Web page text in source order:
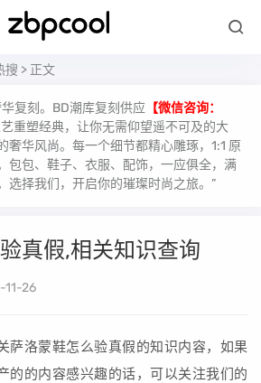
搜 > 正文
复刻。BD潮库复刻供应 【微信咨询：
重塑经典，让你无需仰望遥不可及的大
奢华风尚。每一个细节都精心雕琢，1:1 原
包包、鞋子、衣服、配饰，一应俱全，满
选择我们，开启你的璀璨时尚之旅。”
真假,相关知识查询
11-26
萨洛蒙鞋怎么验真假的知识内容，如果
的的内容感兴趣的话，可以关注我们的